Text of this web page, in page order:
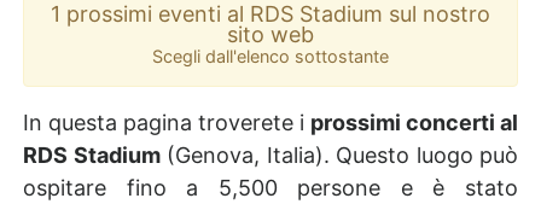
1 prossimi eventi al RDS Stadium sul nostro
sito web
Scegli dall'elenco sottostante
In questa pagina troverete i prossimi concerti al
RDS Stadium(Genova, Italia). Questo luogo può
ospitare fino a 5,500 persone e è stato